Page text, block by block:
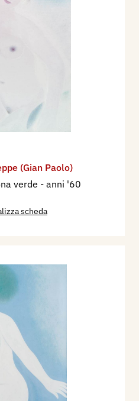
(Gian Paolo)
verde - anni '60
scheda